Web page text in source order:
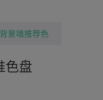
背景墙推荐色
色盘